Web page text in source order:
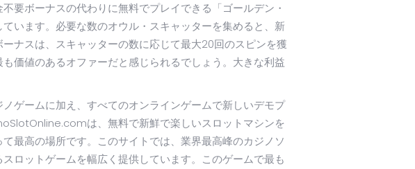
要ボーナスの代わりに無料でプレイできる「ゴールデン・
います。必要な数のオウル・スキャッターを集めると、新
ナスは、スキャッターの数に応じて最大20回のスピンを獲
価値のあるオファーだと感じられるでしょう。大きな利益
ゲームに加え、すべてのオンラインゲームで新しいデモプ
は、無料で新鮮で楽しいスロットマシンを
最高の場所です。このサイトでは、業界最高峰のカジノソ
ロットゲームを幅広く提供しています。このゲームで最も